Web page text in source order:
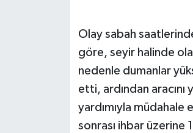
Olay sabah
göre, seyir halinde
nedenle dumanlar
etti, ardından aracını
yardımıyla müdahale
sonrası ihbar